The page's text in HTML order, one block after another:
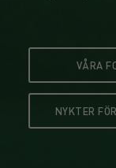
VÅRA
NYKTER